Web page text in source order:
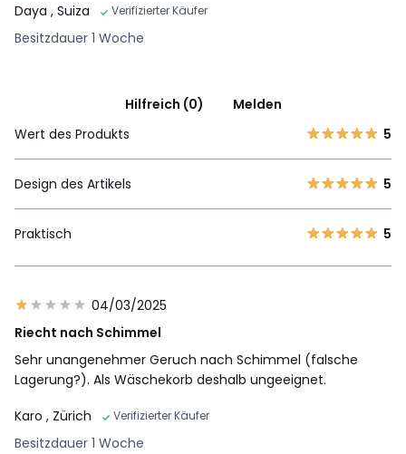
Daya , Suiza Verifizierter Käufer
Besitzdauer 1 Woche
Hilfreich (0)
Melden
Wert des Produkts
5
Design des Artikels 5
Praktisch 5
04/03/2025
Riecht nach Schimmel
Sehr unangenehmer Geruch nach Schimmel (falsche
Lagerung?). Als Wäschekorb deshalb ungeeignet.
Karo , Zürich Verifizierter Käufer
Besitzdauer 1 Woche